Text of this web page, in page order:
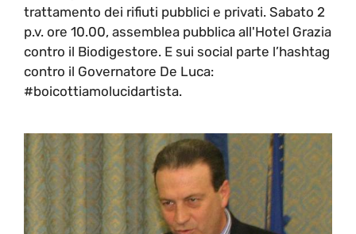
trattamento dei rifiuti pubblici e privati. Sabato 2
p.v. ore 10.00, assemblea pubblica all'Hotel Grazia
contro il Biodigestore. E sui social parte l’hashtag
contro il Governatore De Luca:
#boicottiamolucidartista.